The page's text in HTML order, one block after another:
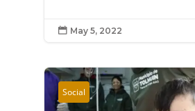
 May 5, 2022
Social